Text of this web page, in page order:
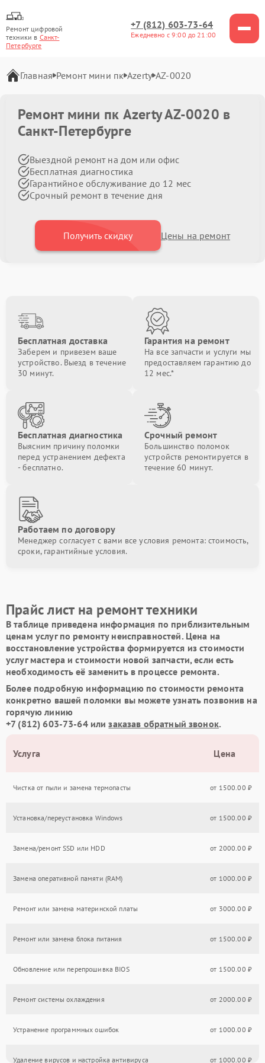
Ремонт цифровой
техники в Санкт-
Петербурге
+7 (812) 603-73-64
Ежедневно с 9:00 до 21:00
Главная Ремонт мини пк Azerty AZ-0020
Ремонт мини пк Azerty AZ-0020 в
Санкт-Петербурге
Выездной ремонт на дом или офис
Бесплатная диагностика
Гарантийное обслуживание до 12 мес
Срочный ремонт в течение дня
Получить скидку Цены на ремонт
Бесплатная доставка
Заберем и привезем ваше
устройство. Выезд в течение
30 минут.
Гарантия на ремонт
На все запчасти и услуги мы
предоставляем гарантию до
12 мес.*
Бесплатная диагностика
Выясним причину поломки
перед устранением дефекта
- бесплатно.
Срочный ремонт
Большинство поломок
устройств ремонтируется в
течение 60 минут.
Работаем по договору
Менеджер согласует с вами все условия ремонта: стоимость,
сроки, гарантийные условия.
Прайс лист на ремонт техники
В таблице приведена информация по приблизительным
ценам услуг по ремонту неисправностей. Цена на
восстановление устройства формируется из стоимости
услуг мастера и стоимости новой запчасти, если есть
необходимость её заменить в процессе ремонта.
Более подробную информацию по стоимости ремонта
конкретно вашей поломки вы можете узнать позвонив на
горячую линию
+7 (812) 603-73-64илизаказав обратный звонок.
Услуга Цена
Чистка от пыли и замена термопасты от 1500.00 ₽
Установка/переустановка Windows от 1500.00 ₽
Замена/ремонт SSD или HDD от 2000.00 ₽
Замена оперативной памяти (RAM) от 1000.00 ₽
Ремонт или замена материнской платы от 3000.00 ₽
Ремонт или замена блока питания от 1500.00 ₽
Обновление или перепрошивка BIOS от 1500.00 ₽
Ремонт системы охлаждения от 2000.00 ₽
Устранение программных ошибок от 1000.00 ₽
Удаление вирусов и настройка антивируса от 1000.00 ₽